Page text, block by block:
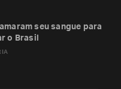
seu sangue para
o Brasil